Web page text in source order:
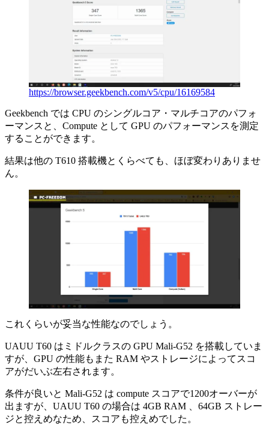
https://browser.geekbench.com/v5/cpu/16169584
Geekbench では CPU のシングルコア・マルチコアのパフォ
ーマンスと、Compute として GPU のパフォーマンスを測定
することができます。
結果は他の T610 搭載機とくらべても、ほぼ変わりありませ
ん。
これくらいが妥当な性能なのでしょう。
UAUU T60 はミドルクラスの GPU Mali-G52 を搭載していま
すが、GPU の性能もまた RAM やストレージによってスコ
アがだいぶ左右されます。
条件が良いと Mali-G52 は compute スコアで1200オーバーが
出ますが、UAUU T60 の場合は 4GB RAM 、64GB ストレー
ジと控えめなため、スコアも控えめでした。